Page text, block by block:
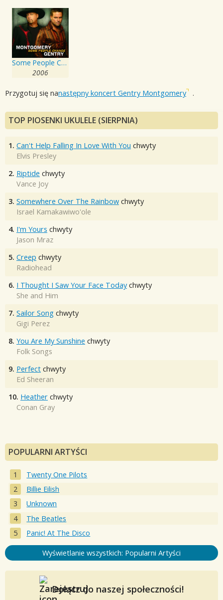
Some People Change
2006
Przygotuj się nanastępny koncert Gentry Montgomery .
TOP PIOSENKI UKULELE (SIERPNIA)
1. Can't Help Falling In Love With You chwyty
Elvis Presley
2. Riptide chwyty
Vance Joy
3. Somewhere Over The Rainbow chwyty
Israel Kamakawiwo'ole
4. I'm Yours chwyty
Jason Mraz
5. Creep chwyty
Radiohead
6. I Thought I Saw Your Face Today chwyty
She and Him
7. Sailor Song chwyty
Gigi Perez
8. You Are My Sunshine chwyty
Folk Songs
9. Perfect chwyty
Ed Sheeran
10. Heather chwyty
Conan Gray
POPULARNI ARTYŚCI
Twenty One Pilots
Billie Eilish
Unknown
The Beatles
Panic! At The Disco
Wyświetlanie wszystkich: Popularni Artyści
Dołącz do naszej społeczności!